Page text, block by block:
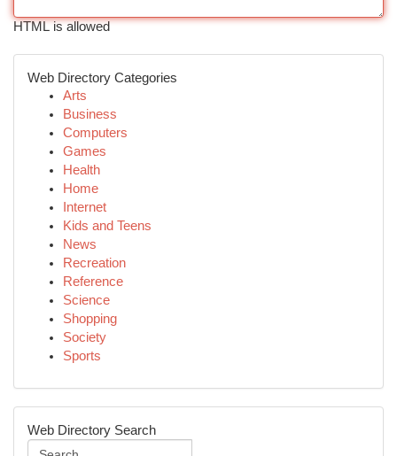
HTML is allowed
Web Directory Categories
Arts
Business
Computers
Games
Health
Home
Internet
Kids and Teens
News
Recreation
Reference
Science
Shopping
Society
Sports
Web Directory Search